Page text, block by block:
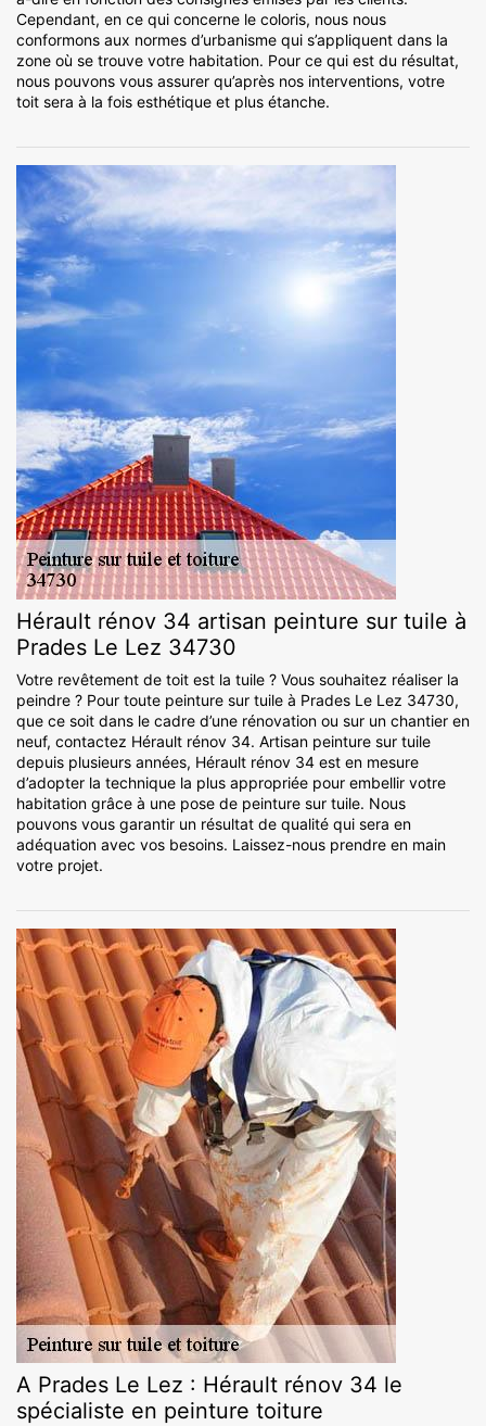
Cependant, en ce qui concerne le coloris, nous nous
conformons aux normes d’urbanisme qui s’appliquent dans la
zone où se trouve votre habitation. Pour ce qui est du résultat,
nous pouvons vous assurer qu’après nos interventions, votre
toit sera à la fois esthétique et plus étanche.
Hérault rénov 34 artisan peinture sur tuile à
Prades Le Lez 34730
Votre revêtement de toit est la tuile ? Vous souhaitez réaliser la
peindre ? Pour toute peinture sur tuile à Prades Le Lez 34730,
que ce soit dans le cadre d’une rénovation ou sur un chantier en
neuf, contactez Hérault rénov 34. Artisan peinture sur tuile
depuis plusieurs années, Hérault rénov 34 est en mesure
d’adopter la technique la plus appropriée pour embellir votre
habitation grâce à une pose de peinture sur tuile. Nous
pouvons vous garantir un résultat de qualité qui sera en
adéquation avec vos besoins. Laissez-nous prendre en main
votre projet.
A Prades Le Lez : Hérault rénov 34 le
spécialiste en peinture toiture